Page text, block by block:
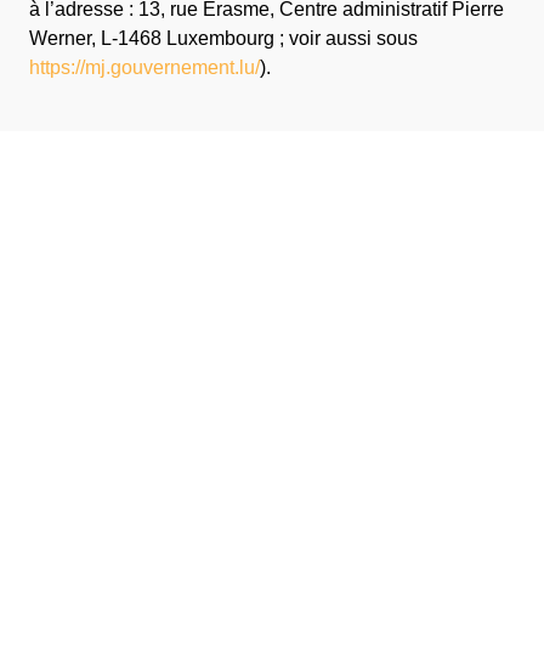
à l’adresse : 13, rue Erasme, Centre administratif Pierre
Werner, L-1468 Luxembourg ; voir aussi sous
https://mj.gouvernement.lu/).